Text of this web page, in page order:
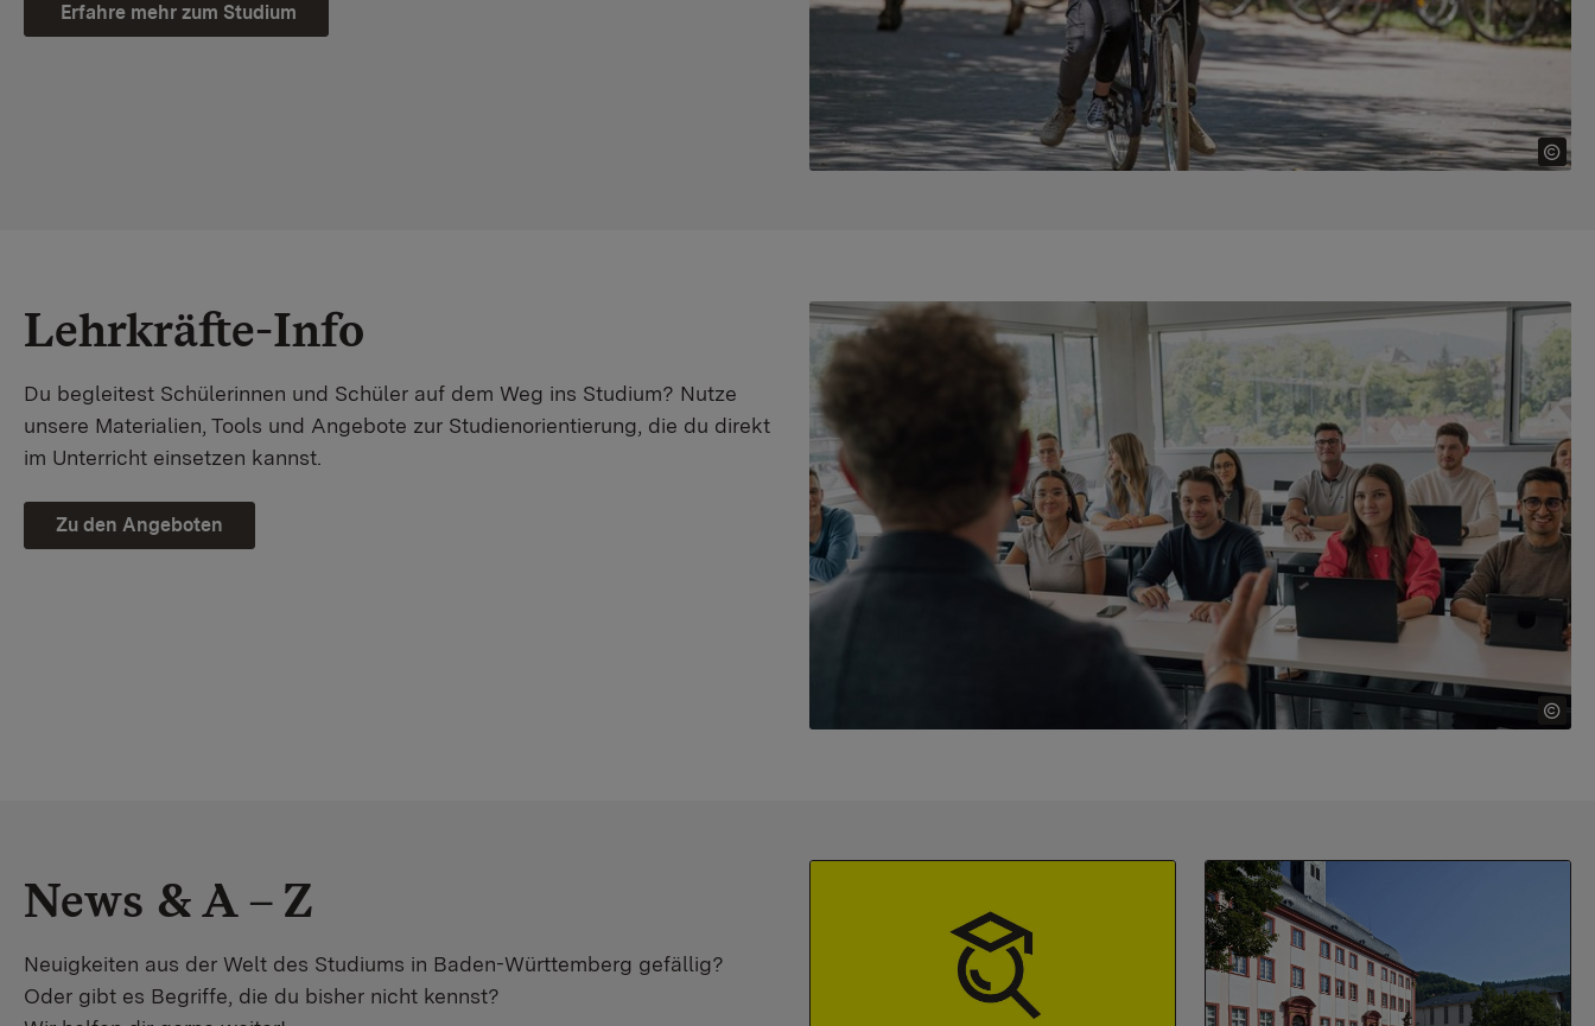
Erfahre mehr zum Studium
Lehrkräfte-Info
Du begleitest Schülerinnen und Schüler auf dem Weg ins Studium? Nutze
unsere Materialien, Tools und Angebote zur Studienorientierung, die du direkt
im Unterricht einsetzen kannst.
Zu den Angeboten
News & A – Z
Neuigkeiten aus der Welt des Studiums in Baden-Württemberg gefällig?
Oder gibt es Begriffe, die du bisher nicht kennst?